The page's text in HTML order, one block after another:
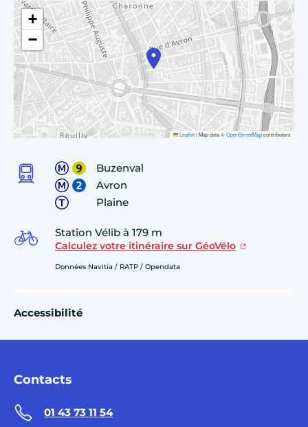
+
−
Leaflet|Map data ©OpenStreetMapcontributors
Buzenval
Avron
Plaine
Station Vélib à 179 m
Calculez votre itinéraire sur GéoVélo
Données Navitia / RATP / Opendata
Accessibilité
Contacts
01 43 73 11 54